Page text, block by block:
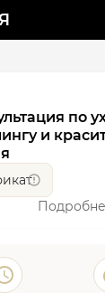
по
и